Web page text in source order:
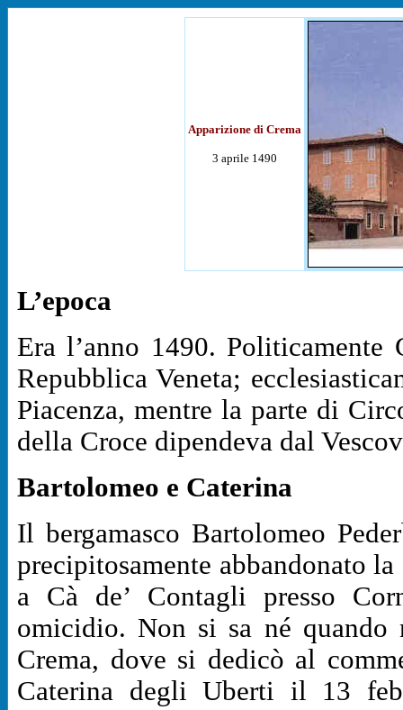
Apparizione di Crema
3 aprile 1490
L’epoca
Era l’anno 1490. Politicamente
Repubblica Veneta;
Piacenza, mentre la parte di
della Croce dipendeva dal
Bartolomeo e Caterina
Il bergamasco Bartolomeo
precipitosamente abbandonato
a Cà de’ Contagli presso
omicidio. Non si sa né quando
Crema, dove si dedicò al
Caterina degli Uberti il 13